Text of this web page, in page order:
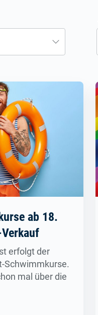
ab 18.
erfolgt der
Schwimmkurse.
mal über die